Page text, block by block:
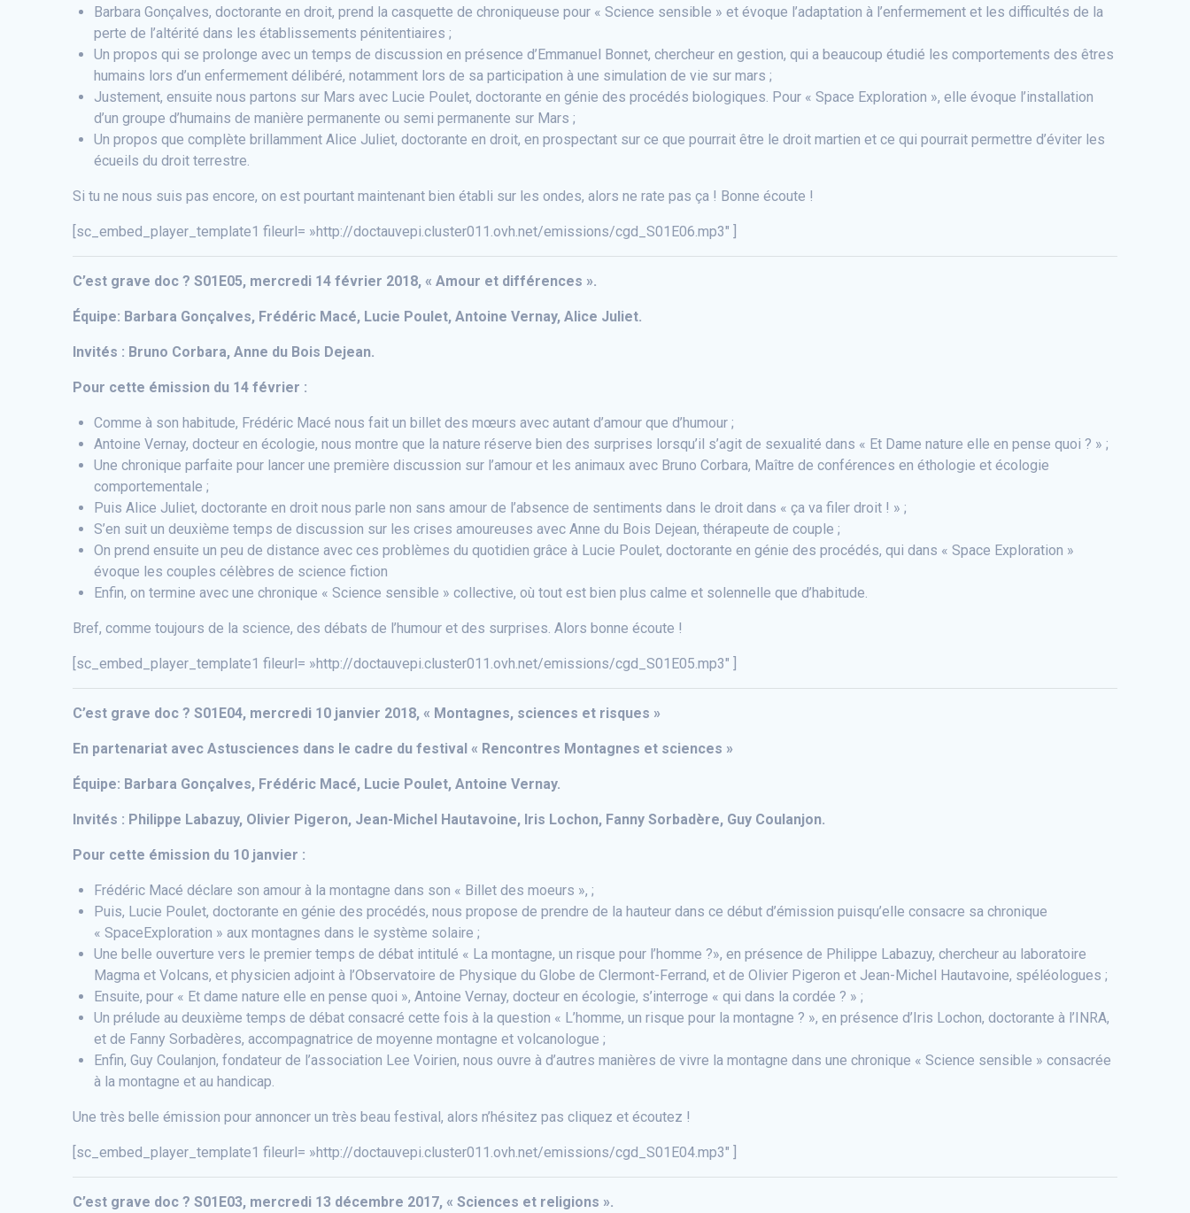
Barbara Gonçalves, doctorante en droit, prend la casquette de chroniqueuse pour « Science sensible » et évoque l’adaptation à l’enfermement et les difficultés de la
perte de l’altérité dans les établissements pénitentiaires ;
Un propos qui se prolonge avec un temps de discussion en présence d’Emmanuel Bonnet, chercheur en gestion, qui a beaucoup étudié les comportements des êtres
humains lors d’un enfermement délibéré, notamment lors de sa participation à une simulation de vie sur mars ;
Justement, ensuite nous partons sur Mars avec Lucie Poulet, doctorante en génie des procédés biologiques. Pour « Space Exploration », elle évoque l’installation
d’un groupe d’humains de manière permanente ou semi permanente sur Mars ;
Un propos que complète brillamment Alice Juliet, doctorante en droit, en prospectant sur ce que pourrait être le droit martien et ce qui pourrait permettre d’éviter les
écueils du droit terrestre.
Si tu ne nous suis pas encore, on est pourtant maintenant bien établi sur les ondes, alors ne rate pas ça ! Bonne écoute !
[sc_embed_player_template1 fileurl= »http://doctauvepi.cluster011.ovh.net/emissions/cgd_S01E06.mp3″ ]
C’est grave doc ? S01E05, mercredi 14 février 2018, « Amour et différences ».
Équipe: Barbara Gonçalves, Frédéric Macé, Lucie Poulet, Antoine Vernay, Alice Juliet.
Invités : Bruno Corbara, Anne du Bois Dejean.
Pour cette émission du 14 février :
Comme à son habitude, Frédéric Macé nous fait un billet des mœurs avec autant d’amour que d’humour ;
Antoine Vernay, docteur en écologie, nous montre que la nature réserve bien des surprises lorsqu’il s’agit de sexualité dans « Et Dame nature elle en pense quoi ? » ;
Une chronique parfaite pour lancer une première discussion sur l’amour et les animaux avec Bruno Corbara, Maître de conférences en éthologie et écologie
comportementale ;
Puis Alice Juliet, doctorante en droit nous parle non sans amour de l’absence de sentiments dans le droit dans « ça va filer droit ! » ;
S’en suit un deuxième temps de discussion sur les crises amoureuses avec Anne du Bois Dejean, thérapeute de couple ;
On prend ensuite un peu de distance avec ces problèmes du quotidien grâce à Lucie Poulet, doctorante en génie des procédés, qui dans « Space Exploration »
évoque les couples célèbres de science fiction
Enfin, on termine avec une chronique « Science sensible » collective, où tout est bien plus calme et solennelle que d’habitude.
Bref, comme toujours de la science, des débats de l’humour et des surprises. Alors bonne écoute !
[sc_embed_player_template1 fileurl= »http://doctauvepi.cluster011.ovh.net/emissions/cgd_S01E05.mp3″ ]
C’est grave doc ? S01E04, mercredi 10 janvier 2018, « Montagnes, sciences et risques »
En partenariat avec Astusciences dans le cadre du festival « Rencontres Montagnes et sciences »
Équipe: Barbara Gonçalves, Frédéric Macé, Lucie Poulet, Antoine Vernay.
Invités : Philippe Labazuy, Olivier Pigeron, Jean-Michel Hautavoine, Iris Lochon, Fanny Sorbadère, Guy Coulanjon.
Pour cette émission du 10 janvier :
Frédéric Macé déclare son amour à la montagne dans son « Billet des moeurs », ;
Puis, Lucie Poulet, doctorante en génie des procédés, nous propose de prendre de la hauteur dans ce début d’émission puisqu’elle consacre sa chronique
« SpaceExploration » aux montagnes dans le système solaire ;
Une belle ouverture vers le premier temps de débat intitulé « La montagne, un risque pour l’homme ?», en présence de Philippe Labazuy, chercheur au laboratoire
Magma et Volcans, et physicien adjoint à l’Observatoire de Physique du Globe de Clermont-Ferrand, et de Olivier Pigeron et Jean-Michel Hautavoine, spéléologues ;
Ensuite, pour « Et dame nature elle en pense quoi », Antoine Vernay, docteur en écologie, s’interroge « qui dans la cordée ? » ;
Un prélude au deuxième temps de débat consacré cette fois à la question « L’homme, un risque pour la montagne ? », en présence d’Iris Lochon, doctorante à l’INRA,
et de Fanny Sorbadères, accompagnatrice de moyenne montagne et volcanologue ;
Enfin, Guy Coulanjon, fondateur de l’association Lee Voirien, nous ouvre à d’autres manières de vivre la montagne dans une chronique « Science sensible » consacrée
à la montagne et au handicap.
Une très belle émission pour annoncer un très beau festival, alors n’hésitez pas cliquez et écoutez !
[sc_embed_player_template1 fileurl= »http://doctauvepi.cluster011.ovh.net/emissions/cgd_S01E04.mp3″ ]
C’est grave doc ? S01E03, mercredi 13 décembre 2017, « Sciences et religions ».